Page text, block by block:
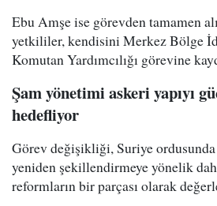
Ebu Amşe ise görevden tamamen
yetkililer, kendisini Merkez Bölge
Komutan Yardımcılığı görevine
Şam yönetimi askeri yapıyı
hedefliyor
Görev değişikliği, Suriye ordusunda
yeniden şekillendirmeye yönelik
reformların bir parçası olarak